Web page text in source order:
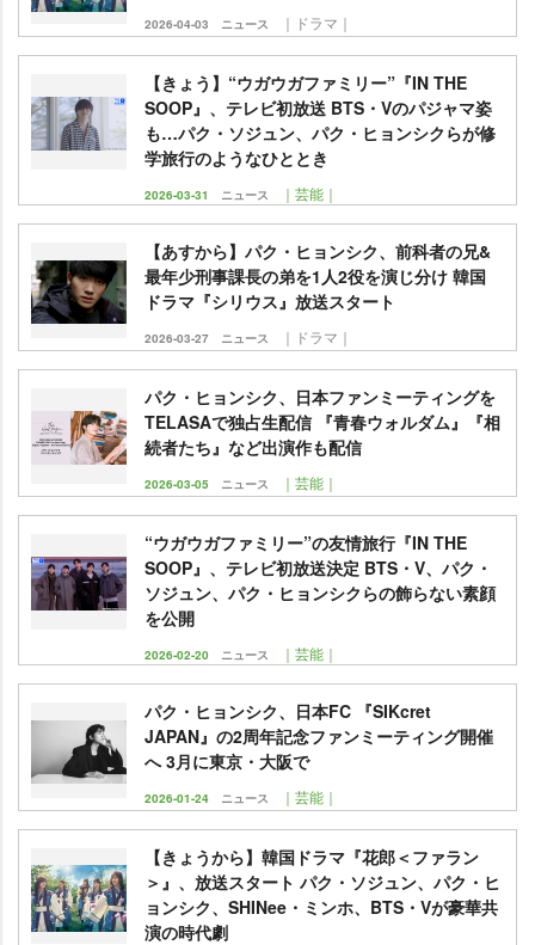
2026-04-03 ニュース ｜ドラマ｜
【きょう】“ウガウガファミリー”『IN THE
SOOP』、テレビ初放送 BTS・Vのパジャマ姿
も…パク・ソジュン、パク・ヒョンシクらが修
学旅行のようなひととき
2026-03-31 ニュース ｜芸能｜
【あすから】パク・ヒョンシク、前科者の兄&
最年少刑事課長の弟を1人2役を演じ分け 韓国
ドラマ『シリウス』放送スタート
2026-03-27 ニュース ｜ドラマ｜
パク・ヒョンシク、日本ファンミーティングを
TELASAで独占生配信 『青春ウォルダム』『相
続者たち』など出演作も配信
2026-03-05 ニュース ｜芸能｜
“ウガウガファミリー”の友情旅行『IN THE
SOOP』、テレビ初放送決定 BTS・V、パク・
ソジュン、パク・ヒョンシクらの飾らない素顔
を公開
2026-02-20 ニュース ｜芸能｜
パク・ヒョンシク、日本FC 『SIKcret
JAPAN』の2周年記念ファンミーティング開催
へ 3月に東京・大阪で
2026-01-24 ニュース ｜芸能｜
【きょうから】韓国ドラマ『花郎＜ファラン
＞』、放送スタート パク・ソジュン、パク・ヒ
ョンシク、SHINee・ミンホ、BTS・Vが豪華共
演の時代劇